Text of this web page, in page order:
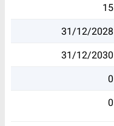
15
31/12/2028
31/12/2030
0
0